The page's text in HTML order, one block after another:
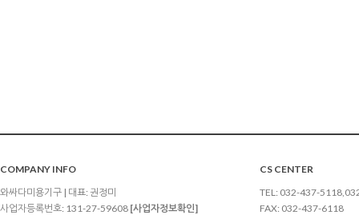
COMPANY INFO
와싸다미용기구 | 대표: 권정미
사업자등록번호: 131-27-59608 [사업자정보확인]
CS CENTER
TEL: 032-437-
FAX: 032-437-6118